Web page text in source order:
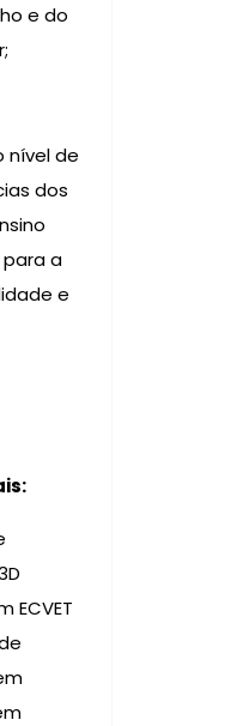
e do
nível de
dos
para a
e
ECVET